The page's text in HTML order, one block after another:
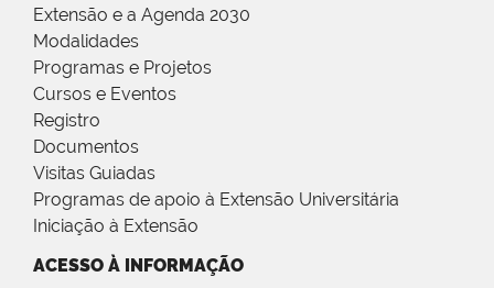
Extensão e a Agenda 2030
Modalidades
Programas e Projetos
Cursos e Eventos
Registro
Documentos
Visitas Guiadas
Programas de apoio à Extensão Universitária
Iniciação à Extensão
ACESSO À INFORMAÇÃO